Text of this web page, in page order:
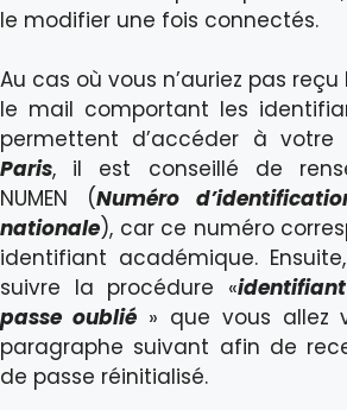
le modifier une fois connectés.
Au cas où vous n’auriez pas
le mail comportant les
permettent d’accéder à votre
Paris, il est conseillé de
NUMEN (Numéro
nationale), car ce numéro
identifiant académique.
suivre la procédure «
passe oublié» que vous allez
paragraphe suivant afin de
de passe réinitialisé.